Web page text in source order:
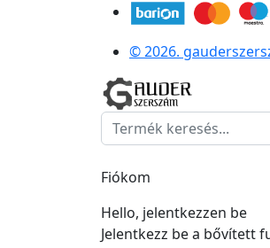
© 2026.
Fiókom
Hello, jelentkezzen be
Jelentkezz be a bővített